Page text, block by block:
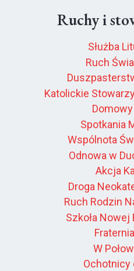
Ruchy i
Służba
Ruch
Katolickie
Spotkania
Wspólnota
Odnowa w
Akcja
Droga
Ruch Rodzin
Szkoła
W
Ochotnicy